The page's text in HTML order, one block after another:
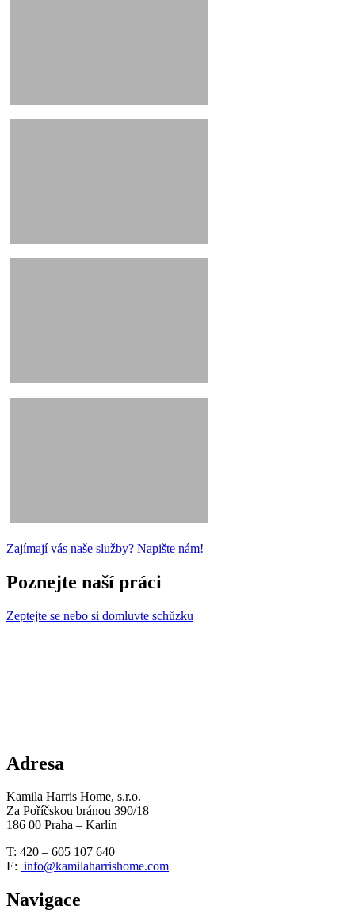
Zajímají vás naše služby? Napište nám!
Poznejte naší práci
Zeptejte se nebo si domluvte schůzku
Adresa
Kamila Harris Home, s.r.o.
Za Poříčskou bránou 390/18
186 00 Praha – Karlín
T: 420 – 605 107 640
E: info@kamilaharrishome.com
Navigace